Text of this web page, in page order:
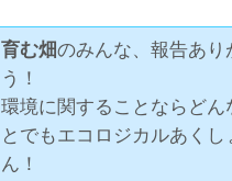
育む畑のみんな、報告あり
う！
環境に関することならどん
とでもエコロジカルあくし
ん！